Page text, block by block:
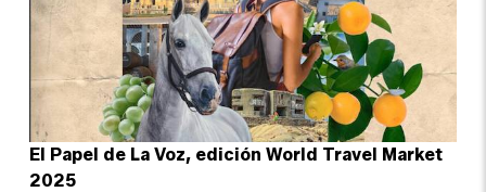
El Papel de La Voz, edición World Travel Market
2025